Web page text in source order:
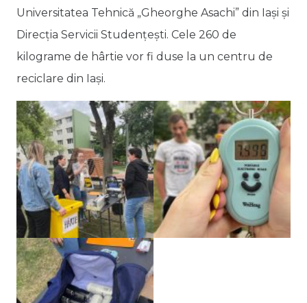
Universitatea Tehnică „Gheorghe Asachi” din Iași și
Direcția Servicii Studențești. Cele 260 de
kilograme de hârtie vor fi duse la un centru de
reciclare din Iași.